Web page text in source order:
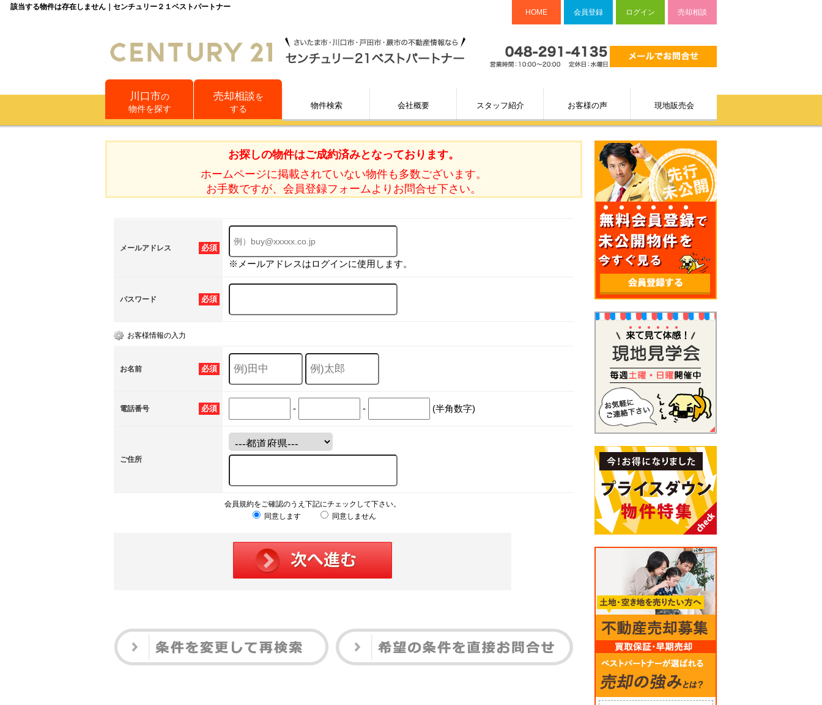
該当する物件は存在しません｜センチュリー２１ベストパートナー
HOME 会員登録 ログイン 売却相談
川口市の
物件を探す
売却相談を
する
物件検索 会社概要 スタッフ紹介 お客様の声 現地販売会
お探しの物件はご成約済みとなっております。
ホームページに掲載されていない物件も多数ございます。
お手数ですが、会員登録フォームよりお問合せ下さい。
必須
メールアドレス
※メールアドレスはログインに使用します。
必須
パスワード
お客様情報の入力
必須
お名前
必須
電話番号 - - (半角数字)
ご住所
会員規約をご確認のうえ下記にチェックして下さい。
同意します
同意しません